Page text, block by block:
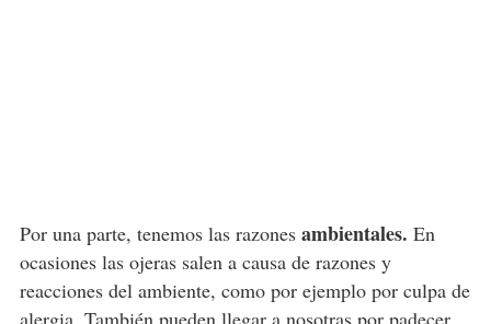
Por una parte, tenemos las razonesambientales. En
ocasiones las ojeras salen a causa de razones y
reacciones del ambiente, como por ejemplo por culpa de
alergia. También pueden llegar a nosotras por padecer